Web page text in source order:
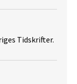
Tidskrifter.